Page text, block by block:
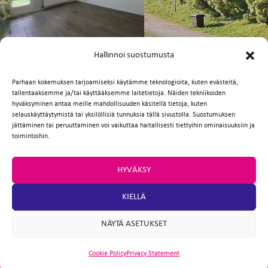
Hallinnoi suostumusta
Parhaan kokemuksen tarjoamiseksi käytämme teknologioita, kuten evästeitä,
tallentaaksemme ja/tai käyttääksemme laitetietoja. Näiden tekniikoiden
hyväksyminen antaa meille mahdollisuuden käsitellä tietoja, kuten
selauskäyttäytymistä tai yksilöllisiä tunnuksia tällä sivustolla. Suostumuksen
jättäminen tai peruuttaminen voi vaikuttaa haitallisesti tiettyihin ominaisuuksiin ja
toimintoihin.
HYVÄKSY
KIELLÄ
NÄYTÄ ASETUKSET
Cookie PolicyPrivacy Statement
FI
Facebook
TwitterEmailWhatsApp